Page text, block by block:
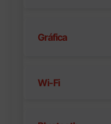
Gráfica
Wi-Fi